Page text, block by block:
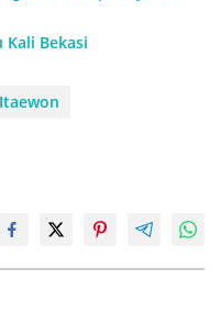
Kali Bekasi
Itaewon